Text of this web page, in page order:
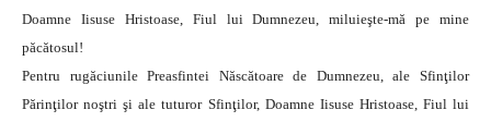
Doamne Iisuse Hristoase, Fiul lui Dumnezeu, miluieşte-mă pe mine
păcătosul!
Pentru rugăciunile Preasfintei Născătoare de Dumnezeu, ale Sfinţilor
Părinţilor noştri şi ale tuturor Sfinţilor, Doamne Iisuse Hristoase, Fiul lui